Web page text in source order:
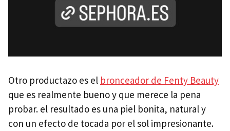
Otro productazo es el bronceador de Fenty Beauty
que es realmente bueno y que merece la pena
probar. el resultado es una piel bonita, natural y
con un efecto de tocada por el sol impresionante.